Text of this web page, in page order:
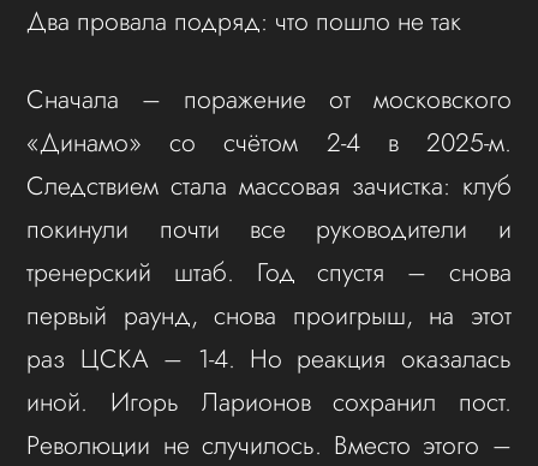
Два провала подряд: что пошло не так
Сначала – поражение от московского
«Динамо» со счётом 2-4 в 2025-м.
Следствием стала массовая зачистка: клуб
покинули почти все руководители и
тренерский штаб. Год спустя – снова
первый раунд, снова проигрыш, на этот
раз ЦСКА – 1-4. Но реакция оказалась
иной. Игорь Ларионов сохранил пост.
Революции не случилось. Вместо этого –